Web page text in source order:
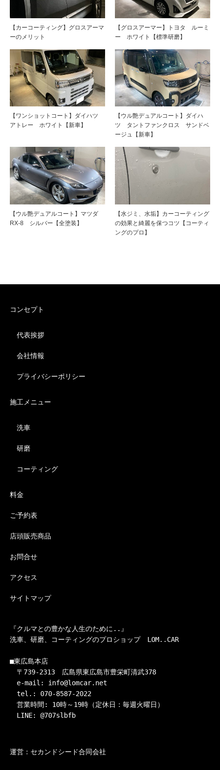
【カーコーティング】グロスアーマ
ーのメリット
【グロスアーマー】トヨタ ルーミ
ー ホワイト【標準研磨】
【ワンショットコート】ダイハツ
アトレー ホワイト【新車】
【ウル艶デュアルコート】ダイハ
ツ タントファンクロス サンドベ
ージュ【新車】
【ウル艶デュアルコート】マツダ
RX-8 シルバー【全塗装】
【水ジミ、水垢】カーコーティング
の効果と綺麗を保つコツ【コーティ
ングのプロ】
コンセプト
代表挨拶
会社情報
プライバシーポリシー
施工メニュー
洗車
研磨
コーティング
料金
ご予約表
店頭販売商品
お問合せ
アクセス
サイトマップ
『クルマとの豊かな人生のために..』
洗車、研磨、コーティングのプロショップ　LOM..CAR
■東広島本店
〒739-2313　広島県東広島市豊栄町清武378
e-mail: info@lomcar.net
tel.: 070-8587-2022
営業時間: 10時～19時（定休日：毎週火曜日）
LINE: @707slbfb
運営：セカンドシード合同会社